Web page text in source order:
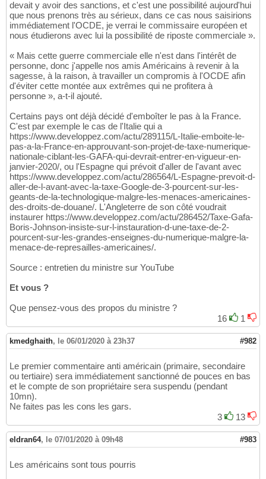
devait y avoir des sanctions, et c'est une possibilité aujourd'hui
que nous prenons très au sérieux, dans ce cas nous saisirions
immédiatement l'OCDE, je verrai le commissaire européen et
nous étudierons avec lui la possibilité de riposte commerciale ».
« Mais cette guerre commerciale elle n'est dans l'intérêt de
personne, donc j'appelle nos amis Américains à revenir à la
sagesse, à la raison, à travailler un compromis à l'OCDE afin
d'éviter cette montée aux extrêmes qui ne profitera à
personne », a-t-il ajouté.
Certains pays ont déjà décidé d'emboîter le pas à la France.
C'est par exemple le cas de l'Italie qui a
https://www.developpez.com/actu/289115/L-Italie-emboite-le-
pas-a-la-France-en-approuvant-son-projet-de-taxe-numerique-
nationale-ciblant-les-GAFA-qui-devrait-entrer-en-vigueur-en-
janvier-2020/, ou l'Espagne qui prévoit d'aller de l'avant avec
https://www.developpez.com/actu/286564/L-Espagne-prevoit-d-
aller-de-l-avant-avec-la-taxe-Google-de-3-pourcent-sur-les-
geants-de-la-technologique-malgre-les-menaces-americaines-
des-droits-de-douane/. L'Angleterre de son côté voudrait
instaurer https://www.developpez.com/actu/286452/Taxe-Gafa-
Boris-Johnson-insiste-sur-l-instauration-d-une-taxe-de-2-
pourcent-sur-les-grandes-enseignes-du-numerique-malgre-la-
menace-de-represailles-americaines/.
Source : entretien du ministre sur YouTube
Et vous ?
Que pensez-vous des propos du ministre ?
16
1
kmedghaith, le 06/01/2020 à 23h37 #982
Le premier commentaire anti américain (primaire, secondaire
ou tertiaire) sera immédiatement sanctionné de pouces en bas
et le compte de son propriétaire sera suspendu (pendant
10mn).
Ne faites pas les cons les gars.
3
13
eldran64, le 07/01/2020 à 09h48 #983
Les américains sont tous pourris